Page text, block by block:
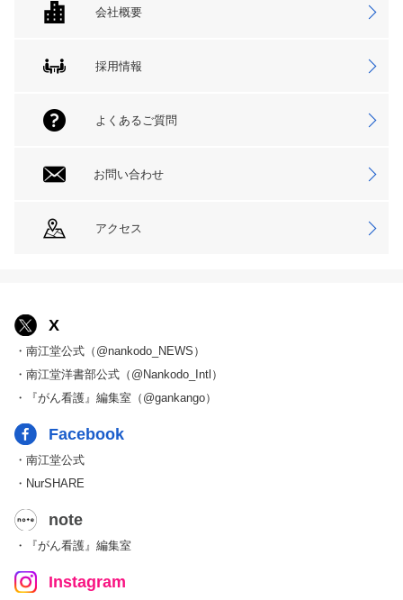
会社概要
採用情報
よくあるご質問
お問い合わせ
アクセス
X
・南江堂公式（@nankodo_NEWS）
・南江堂洋書部公式（@Nankodo_Intl）
・『がん看護』編集室（@gankango）
Facebook
・南江堂公式
・NurSHARE
note
・『がん看護』編集室
Instagram